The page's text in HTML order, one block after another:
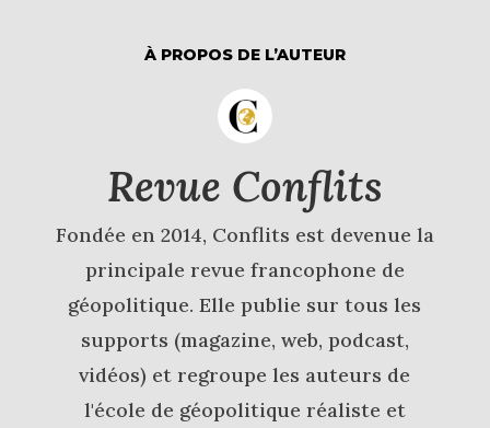
À PROPOS DE L’AUTEUR
Revue Conflits
Fondée en 2014, Conflits est devenue la
principale revue francophone de
géopolitique. Elle publie sur tous les
supports (magazine, web, podcast,
vidéos) et regroupe les auteurs de
l'école de géopolitique réaliste et